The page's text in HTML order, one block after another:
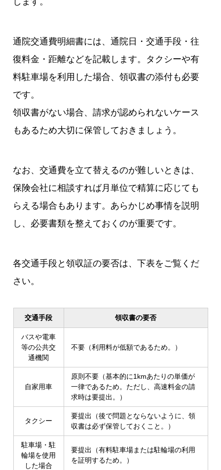
通院交通費明細書には、通院日・交通手段・往
復料金・距離などを記載します。タクシーや有
料駐車場を利用した場合、領収書の添付も必要
です。
領収書がない場合、請求が認められないケース
もあるため大切に保管しておきましょう。
なお、交通費を立て替えるのが難しいときは、
保険会社に相談すれば月単位で精算に応じても
らえる場合もあります。あらかじめ事情を説明
し、必要書類を整えておくのが重要です。
各交通手段と領収証の要否は、下表をご覧くだ
さい。
交通手段 領収書の要否
バスや電車
等の公共交
通機関
不要（利用料が低額であるため。）
自家用車
原則不要（基本的に1kmあたりの単価が
一律であるため。ただし、高速料金の請
求時は要提出。）
タクシー
要提出（後で問題とならないように、領
収書は必ず保管しておくこと。）
駐車場・駐
輪場を使用
した場合
要提出（有料駐車場または駐輪場の利用
を証明するため。）